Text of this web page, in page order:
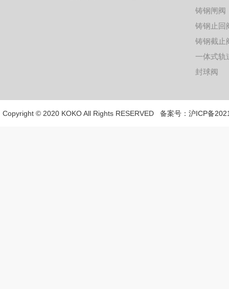
铸钢闸阀
铸钢止回
铸钢截止
一体式轨
封球阀
Copyright © 2020 KOKO All Rights RESERVED 备案号： 沪ICP备